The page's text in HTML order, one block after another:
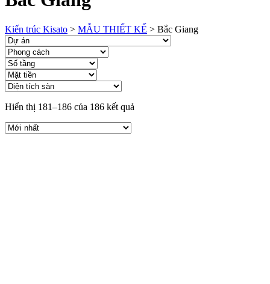
Kiến trúc Kisato > MẪU THIẾT KẾ > Bắc Giang
Hiển thị 181–186 của 186 kết quả